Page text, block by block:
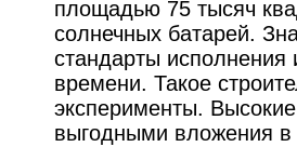
площадью 75 тысяч
солнечных батарей.
стандарты
времени. Такое
эксперименты.
выгодными вложения в